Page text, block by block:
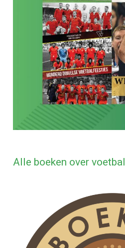
Alle boeken over voetbal